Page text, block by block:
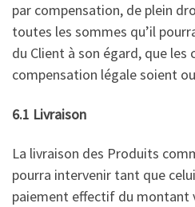
par compensation, de plein
toutes les sommes qu’il
du Client à son égard, que les
compensation légale soient
6.1 Livraison
La livraison des Produits
pourra intervenir tant que
paiement effectif du montant